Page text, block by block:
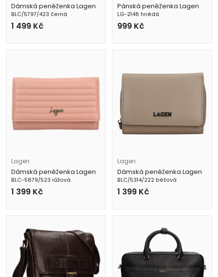
Dámská peněženka Lagen
BLC/5797/423 černá
1 499 Kč
Pánská peněženka Lagen
LG-2148 hnědá
999 Kč
Lagen
Dámská peněženka Lagen
BLC-5879/523 růžová
1 399 Kč
Lagen
Dámská peněženka Lagen
BLC/5314/222 béžová
1 399 Kč